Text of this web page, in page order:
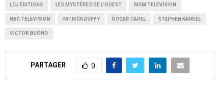
LCJ EDITIONS LES MYSTÈRES DE L'OUEST MGM TELEVISION
NBC TELEVISION PATRICK DUFFY ROGER CAREL STEPHEN KANDEL
VICTOR BUONO
PARTAGER 0